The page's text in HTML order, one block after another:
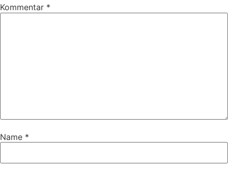
Kommentar *
Name *